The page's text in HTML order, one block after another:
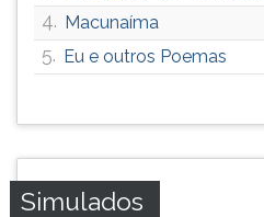
4. Macunaíma
5. Eu e outros Poemas
Simulados